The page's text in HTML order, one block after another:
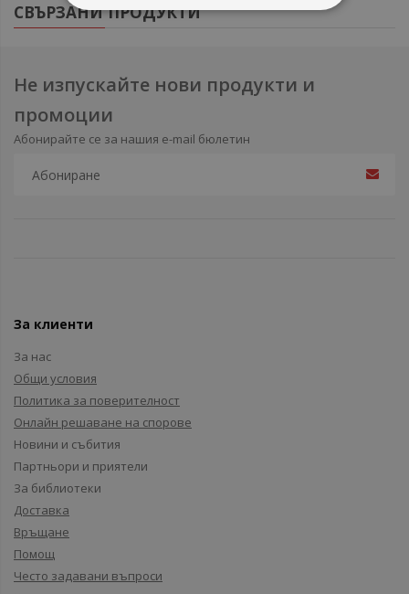
СВЪРЗАНИ ПРОДУКТИ
Не изпускайте нови продукти и
промоции
Абонирайте се за нашия e-mail бюлетин
За клиенти
За нас
Общи условия
Политика за поверителност
Онлайн решаване на спорове
Новини и събития
Партньори и приятели
За библиотеки
Доставка
Връщане
Помощ
Често задавани въпроси